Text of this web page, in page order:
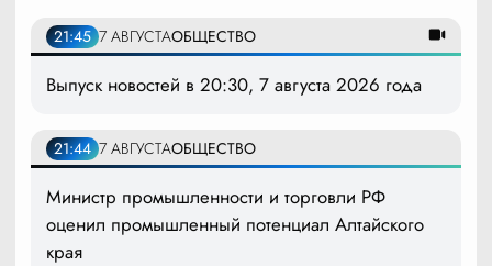
21:45 7 АВГУСТАОБЩЕСТВО
Выпуск новостей в 20:30, 7 августа 2026 года
21:44 7 АВГУСТАОБЩЕСТВО
Министр промышленности и торговли РФ
оценил промышленный потенциал Алтайского
края